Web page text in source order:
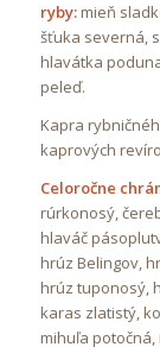
ryby:mieň
šťuka severná,
hlavátka
peleď.
Kapra
kaprových
Celoročne
rúrkonosý,
hlaváč
hrúz Belingov,
hrúz tuponosý,
karas zlatistý,
mihuľa